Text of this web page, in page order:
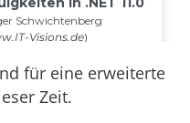
für eine erweiterte
Zeit.